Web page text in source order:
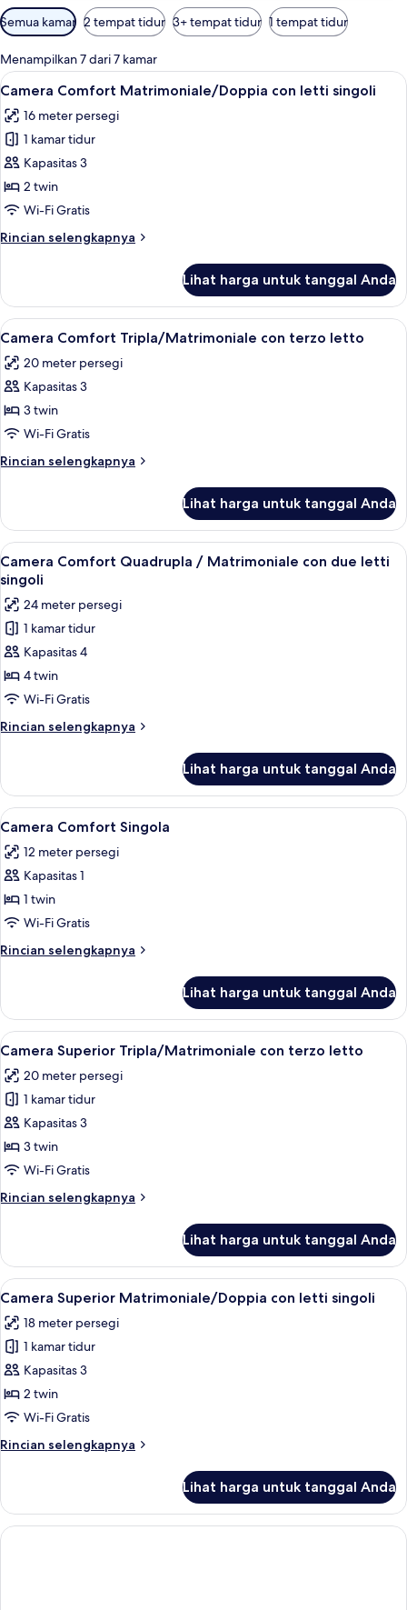
Filter
tersedia
untuk
kamar
Semua kamar 2 tempat tidur 3+ tempat tidur 1 tempat tidur
Menampilkan 7 dari 7 kamar
Lihat
semua
foto
untuk
Camera
Comfort
Matrimoniale/Doppia
letti
Camera Comfort Matrimoniale/
11
Camera Comfort Matrimoniale/Doppia con letti singoli
16 meter persegi
1 kamar tidur
Kapasitas 3
2 twin
Wi-Fi Gratis
Rincian selengkapnya
Rincian
Camera
Comfort
Matrimoniale/Doppia
letti
singoli
Lihat harga untuk tanggal Anda
Lihat
semua
foto
untuk
Camera
Comfort
Tripla/Matrimoniale
con
letto
Camera Comfort Tripla/
13
Camera Comfort Tripla/Matrimoniale con terzo letto
20 meter persegi
Kapasitas 3
3 twin
Wi-Fi Gratis
Rincian selengkapnya
Rincian
Camera
Comfort
Tripla/Matrimoniale
con
terzo
letto
Lihat harga untuk tanggal Anda
Lihat
semua
foto
untuk
Camera
Comfort
Quadrupla
/
Matrimoniale
con
letti
singoli
1 kamar tidur, seprai premium, dan
12
Camera Comfort Quadrupla / Matrimoniale con due letti
singoli
24 meter persegi
1 kamar tidur
Kapasitas 4
4 twin
Wi-Fi Gratis
Rincian selengkapnya
Rincian
Camera
Comfort
Quadrupla
Matrimoniale
con
letti
singoli
Lihat harga untuk tanggal Anda
Lihat
semua
foto
untuk
Camera
Comfort
Singola
Camera Comfort Singola | 1 kamar
11
Camera Comfort Singola
12 meter persegi
Kapasitas 1
1 twin
Wi-Fi Gratis
Rincian selengkapnya
Rincian
Camera
Comfort
Singola
Lihat harga untuk tanggal Anda
Lihat
semua
foto
untuk
Camera
Superior
Tripla/Matrimoniale
terzo
Camera Superior Tripla/
15
Camera Superior Tripla/Matrimoniale con terzo letto
20 meter persegi
1 kamar tidur
Kapasitas 3
3 twin
Wi-Fi Gratis
Rincian selengkapnya
Rincian
Camera
Superior
Tripla/Matrimoniale
terzo
letto
Lihat harga untuk tanggal Anda
Lihat
semua
foto
untuk
Camera
Superior
Matrimoniale/Doppia
letti
Camera Superior Matrimoniale/
15
Camera Superior Matrimoniale/Doppia con letti singoli
18 meter persegi
1 kamar tidur
Kapasitas 3
2 twin
Wi-Fi Gratis
Rincian selengkapnya
Rincian
Camera
Superior
Matrimoniale/Doppia
Lihat harga untuk tanggal Anda